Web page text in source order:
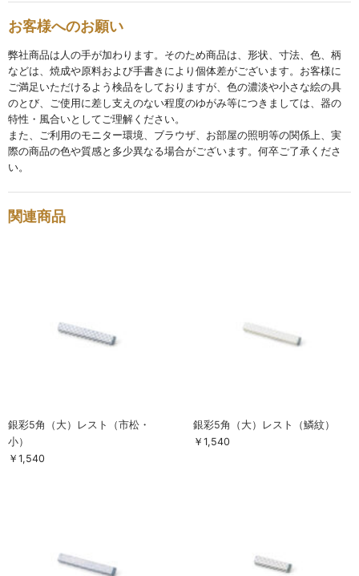
皿・プレート
plate
碗・鉢・ボール
bowl
湯呑・コップ
cup
モーニングセット
morning set
accessory
お買い物ガイド
SHOPPING GUIDE
お客様へのお願い
弊社商品は人の手が加わります。そのため商品は、形状、寸法、色、柄
などは、焼成や原料および手書きにより個体差がございます。お客様に
ご満足いただけるよう検品をしておりますが、色の濃淡や小さな絵の具
のとび、ご使用に差し支えのない程度のゆがみ等につきましては、器の
特性・風合いとしてご理解ください。
また、ご利用のモニター環境、ブラウザ、お部屋の照明等の関係上、実
際の商品の色や質感と多少異なる場合がございます。何卒ご了承くださ
い。
関連商品
銀彩5角（大）レスト（市松・
小）
￥1,540
銀彩5角（大）レスト（鱗紋）
￥1,540